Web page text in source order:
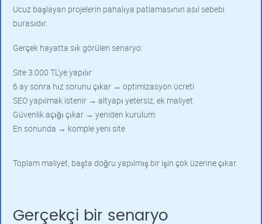
Ucuz başlayan projelerin pahalıya patlamasının asıl sebebi
burasıdır.
Gerçek hayatta sık görülen senaryo:
Site 3.000 TL’ye yapılır
6 ay sonra hız sorunu çıkar → optimizasyon ücreti
SEO yapılmak istenir → altyapı yetersiz, ek maliyet
Güvenlik açığı çıkar → yeniden kurulum
En sonunda → komple yeni site
Toplam maliyet, başta doğru yapılmış bir işin çok üzerine çıkar.
Gerçekçi bir senaryo